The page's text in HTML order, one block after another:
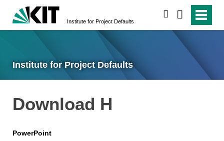
Institute for Project Defaults
Institute for Project Defaults
Download H
PowerPoint